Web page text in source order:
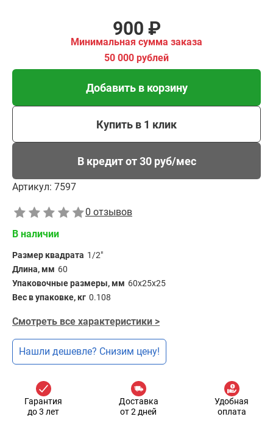
900 ₽
Минимальная сумма заказа
50 000 рублей
Добавить в корзину
Купить в 1 клик
В кредит от 30 руб/мес
Артикул: 7597
0 отзывов
В наличии
Размер квадрата 1/2"
Длина, мм 60
Упаковочные размеры, мм 60х25х25
Вес в упаковке, кг 0.108
Смотреть все характеристики >
Нашли дешевле? Снизим цену!
Гарантия
до 3 лет
Доставка
от 2 дней
Удобная
оплата